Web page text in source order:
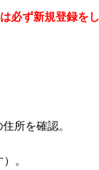
必ず新規登録を
所を確認。
。